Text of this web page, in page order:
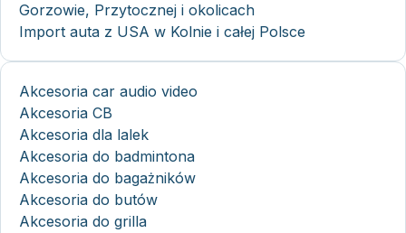
Gorzowie, Przytocznej i okolicach
Import auta z USA w Kolnie i całej Polsce
Akcesoria car audio video
Akcesoria CB
Akcesoria dla lalek
Akcesoria do badmintona
Akcesoria do bagażników
Akcesoria do butów
Akcesoria do grilla